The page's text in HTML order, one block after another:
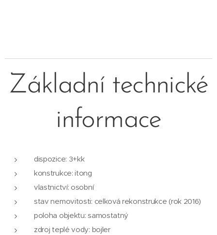
Základní technické
informace
dispozice: 3+kk
konstrukce: itong
vlastnictví: osobní
stav nemovitosti: celková rekonstrukce (rok 2016)
poloha objektu: samostatný
zdroj teplé vody: bojler